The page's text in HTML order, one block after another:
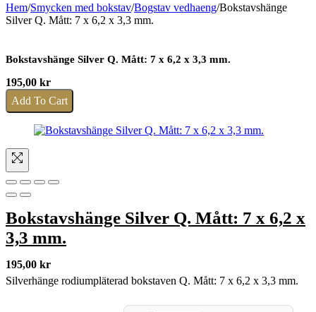
Hem/Smycken med bokstav/Bogstav vedhaeng/Bokstavshänge
Silver Q. Mått: 7 x 6,2 x 3,3 mm.
Bokstavshänge Silver Q. Mått: 7 x 6,2 x 3,3 mm.
195,00 kr
Add To Cart
Bokstavshänge Silver Q. Mått: 7 x 6,2 x
3,3 mm.
195,00 kr
Silverhänge rodiumpläterad bokstaven Q. Mått: 7 x 6,2 x 3,3 mm.